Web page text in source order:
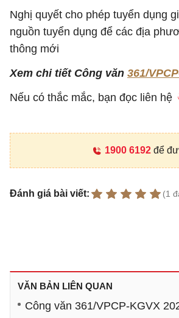
Nghị quyết cho phép tuyển dụng
nguồn tuyển dụng để các địa
thông mới
Xem chi tiết Công văn 361/
Nếu có thắc mắc, bạn đọc liên hệ
1900 6192để
Đánh giá bài viết: (1
VĂN BẢN LIÊN QUAN
Công văn 361/VPCP-KGVX